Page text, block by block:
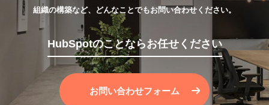
組織の構築など、どんなことでもお問い合わせください。
HubSpotのことならお任せください
お問い合わせフォーム